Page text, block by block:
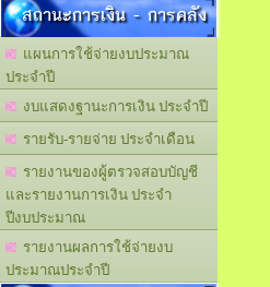
สถานะการเงิน - การคลัง
แผนการใช้จ่ายงบประมาณ
ประจำปี
งบแสดงฐานะการเงิน ประจำปี
รายรับ-รายจ่าย ประจำเดือน
รายงานของผู้ตรวจสอบบัญชี
และรายงานการเงิน ประจำ
ปีงบประมาณ
รายงานผลการใช้จ่ายงบ
ประมาณประจำปี